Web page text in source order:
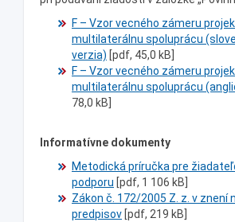
F – Vzor vecného zámeru
multilaterálnu spoluprácu
verzia) [pdf, 45,0 kB]
F – Vzor vecného zámeru
multilaterálnu spoluprácu
78,0 kB]
Informatívne dokumenty
Metodická príručka pre
podporu [pdf, 1 106 kB]
Zákon č. 172/2005 Z. z. v znení
predpisov [pdf, 219 kB]